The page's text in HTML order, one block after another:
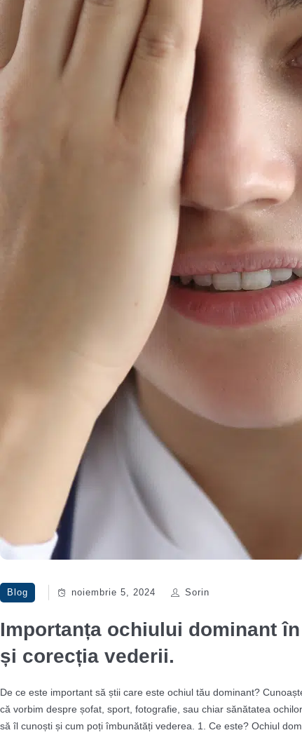
Blog noiembrie 5, 2024 Sorin
Importanța ochiului dominant
și corecția vederii.
De ce este important să știi care este ochiul tău dominant?
că vorbim despre șofat, sport, fotografie, sau chiar sănătatea
să îl cunoști și cum poți îmbunătăți vederea. 1. Ce este? Ochiul